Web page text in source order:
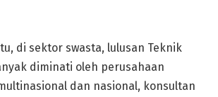
di sektor swasta, lulusan Teknik
diminati oleh perusahaan
dan nasional, konsultan